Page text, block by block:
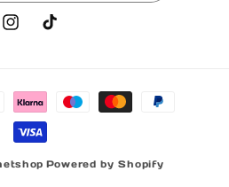
Instagram
TikTok
Powered by Shopify